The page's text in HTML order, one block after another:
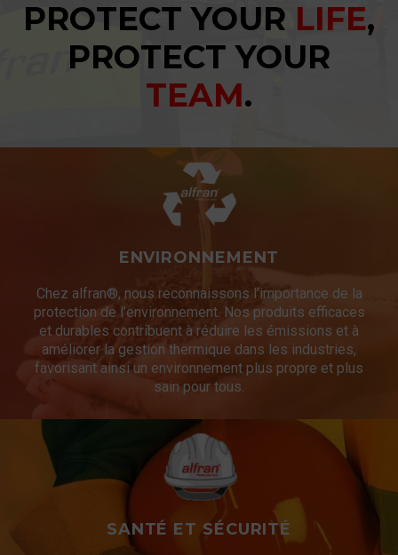
PROTECT YOUR LIFE,
PROTECT YOUR
TEAM.
ENVIRONNEMENT
Chez alfran®, nous reconnaissons l’importance de la
protection de l’environnement. Nos produits efficaces
et durables contribuent à réduire les émissions et à
améliorer la gestion thermique dans les industries,
favorisant ainsi un environnement plus propre et plus
sain pour tous.
SANTÉ ET SÉCURITÉ